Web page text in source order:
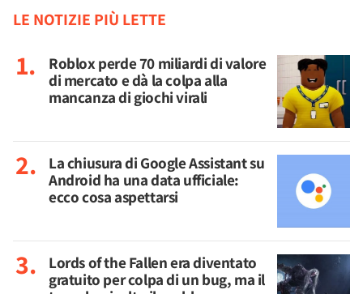
LE NOTIZIE PIÙ LETTE
Roblox perde 70 miliardi di valore
di mercato e dà la colpa alla
mancanza di giochi virali
La chiusura di Google Assistant su
Android ha una data ufficiale:
ecco cosa aspettarsi
Lords of the Fallen era diventato
gratuito per colpa di un bug, ma il